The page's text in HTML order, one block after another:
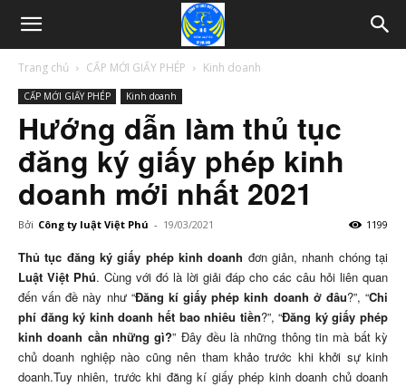
Trang chủ CẤP MỚI GIẤY PHÉP Kinh doanh
CẤP MỚI GIẤY PHÉP Kinh doanh
Hướng dẫn làm thủ tục
đăng ký giấy phép kinh
doanh mới nhất 2021
Bởi Công ty luật Việt Phú - 19/03/2021 1199
Thủ tục đăng ký giấy phép kinh doanh đơn giản, nhanh chóng tại
Luật Việt Phú. Cùng với đó là lời giải đáp cho các câu hỏi liên quan
đến vấn đề này như “Đăng kí giấy phép kinh doanh ở đâu?”, “Chi
phí đăng ký kinh doanh hết bao nhiêu tiền?”, “Đăng ký giấy phép
kinh doanh cần những gì?” Đây đều là những thông tin mà bất kỳ
chủ doanh nghiệp nào cũng nên tham khảo trước khi khởi sự kinh
doanh.Tuy nhiên, trước khi đăng kí giấy phép kinh doanh chủ doanh